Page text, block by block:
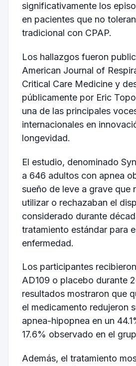
significativamente los
en pacientes que no
tradicional con CPAP.
Los hallazgos fueron
American Journal of
Critical Care Medicine y
públicamente por Eric
una de las principales
internacionales en
longevidad.
El estudio, denominado
a 646 adultos con apnea
sueño de leve a grave que
utilizar o rechazaban el
considerado durante
tratamiento estándar para
enfermedad.
Los participantes
AD109 o placebo durante
resultados mostraron que
el medicamento redujeron
apnea-hipopnea en un
17.6% observado en el
Además, el tratamiento